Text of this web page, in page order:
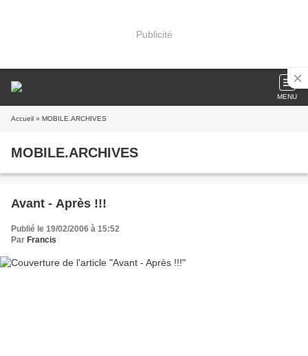
Publicité
MENU
Accueil » MOBILE.ARCHIVES
MOBILE.ARCHIVES
Avant - Après !!!
Publié le 19/02/2006 à 15:52
Par Francis